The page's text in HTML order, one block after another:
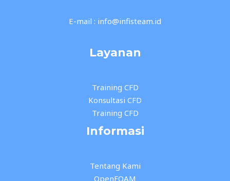
E-mail : info@infisteam.id
Layanan
Training CFD
Konsultasi CFD
Training CFD
Informasi
Tentang Kami
OpenFOAM